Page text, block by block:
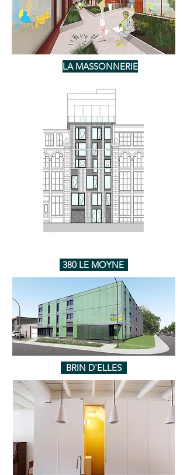
LA MASSONNERIE
380 LE MOYNE
BRIN D'ELLES